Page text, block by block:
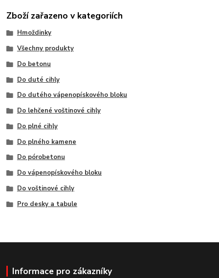
Zboží zařazeno v kategoriích
Hmoždinky
Všechny produkty
Do betonu
Do duté cihly
Do dutého vápenopískového bloku
Do lehčené voštinové cihly
Do plné cihly
Do plného kamene
Do pórobetonu
Do vápenopískového bloku
Do voštinové cihly
Pro desky a tabule
Informace pro zákazníky